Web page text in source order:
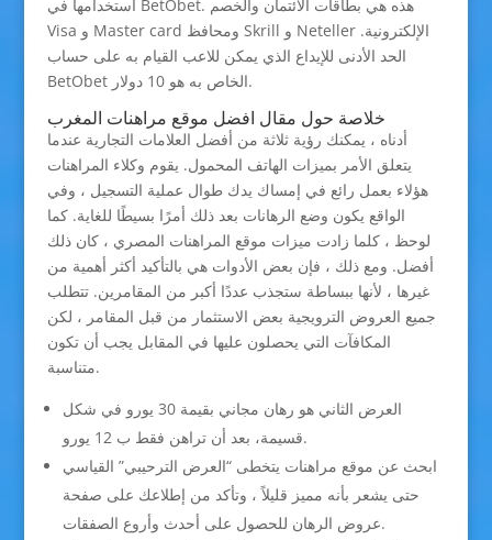
استخدامها في BetObet. هذه هي بطاقات الائتمان والخصم
Visa و Master card ومحافظ Skrill و Neteller الإلكترونية.
الحد الأدنى للإيداع الذي يمكن للاعب القيام به على حساب
BetObet الخاص به هو 10 دولار.
خلاصة حول مقال افضل موقع مراهنات المغرب
أدناه ، يمكنك رؤية ثلاثة من أفضل العلامات التجارية عندما
يتعلق الأمر بميزات الهاتف المحمول. يقوم وكلاء المراهنات
هؤلاء بعمل رائع في إمساك يدك طوال عملية التسجيل ، وفي
الواقع يكون وضع الرهانات بعد ذلك أمرًا بسيطًا للغاية. كما
لوحظ ، كلما زادت ميزات موقع المراهنات المصري ، كان ذلك
أفضل. ومع ذلك ، فإن بعض الأدوات هي بالتأكيد أكثر أهمية من
غيرها ، لأنها ببساطة ستجذب عددًا أكبر من المقامرين. تتطلب
جميع العروض الترويجية بعض الاستثمار من قبل المقامر ، لكن
المكافآت التي يحصلون عليها في المقابل يجب أن تكون
متناسبة.
العرض الثاني هو رهان مجاني بقيمة 30 يورو في شكل
قسيمة، بعد أن تراهن فقط ب 12 يورو.
ابحث عن موقع مراهنات يتخطى “العرض الترحيبي” القياسي
حتى يشعر بأنه مميز قليلاً ، وتأكد من إطلاعك على صفحة
عروض الرهان للحصول على أحدث وأروع الصفقات.